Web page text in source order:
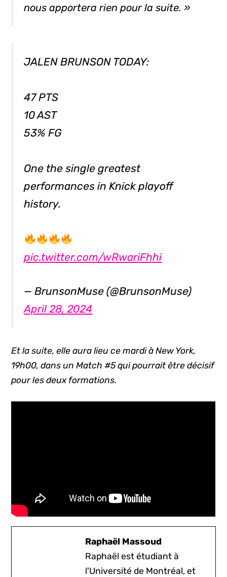
nous apportera rien pour la suite. »
JALEN BRUNSON TODAY:
47 PTS
10 AST
53% FG
One the single greatest
performances in Knick playoff
history.
pic.twitter.com/wRwariFhhi
— BrunsonMuse (@BrunsonMuse)
April 28, 2024
Et la suite, elle aura lieu ce mardi à New York,
19h00, dans un Match #5 qui pourrait être décisif
pour les deux formations.
Raphaël Massoud
Raphaël est étudiant à
l'Université de Montréal, et